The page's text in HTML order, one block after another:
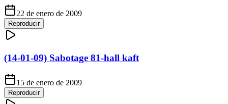
22 de enero de 2009
Reproducir
(14-01-09) Sabotage 81-hall kaft
15 de enero de 2009
Reproducir